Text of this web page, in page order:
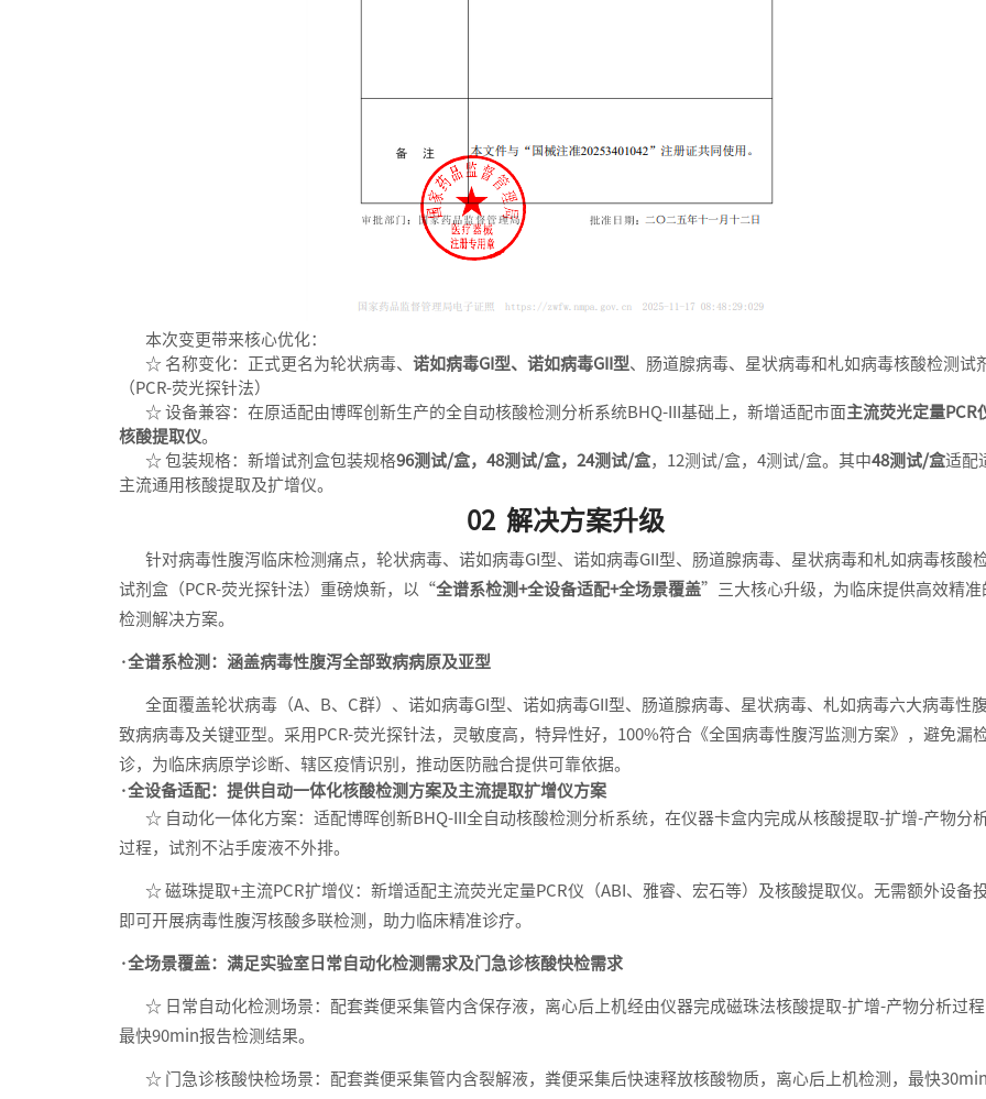
本次变更带来核心优化：
☆ 名称变化：正式更名为轮状病毒、 诺如病毒GI型、诺如病毒GII型、肠道腺病毒、星状病毒和札如病毒核酸检测试
（PCR-荧光探针法）
☆ 设备兼容：在原适配由博晖创新生产的全自动核酸检测分析系统BHQ-III基础上，新增适配市面主流荧光定量PCR
核酸提取仪。
☆ 包装规格：新增试剂盒包装规格96测试/盒，48测试/盒，24测试/盒，12测试/盒，4测试/盒。其中48测试/盒适配
主流通用核酸提取及扩增仪。
02 解决方案升级
针对病毒性腹泻临床检测痛点，轮状病毒、诺如病毒GI型、诺如病毒GII型、肠道腺病毒、星状病毒和札如病毒核酸
试剂盒（PCR-荧光探针法）重磅焕新，以“全谱系检测+全设备适配+全场景覆盖”三大核心升级，为临床提供高效精准
检测解决方案。
·全谱系检测：涵盖病毒性腹泻全部致病病原及亚型
全面覆盖轮状病毒（A、B、C群）、诺如病毒GI型、诺如病毒GII型、肠道腺病毒、星状病毒、札如病毒六大病毒性
致病病毒及关键亚型。采用PCR-荧光探针法，灵敏度高，特异性好，100%符合《全国病毒性腹泻监测方案》，避免漏
诊，为临床病原学诊断、辖区疫情识别，推动医防融合提供可靠依据。
·全设备适配：提供自动一体化核酸检测方案及主流提取扩增仪方案
☆ 自动化一体化方案：适配博晖创新BHQ-III全自动核酸检测分析系统，在仪器卡盒内完成从核酸提取-扩增-产物分
过程，试剂不沾手废液不外排。
☆ 磁珠提取+主流PCR扩增仪：新增适配主流荧光定量PCR仪（ABI、雅睿、宏石等）及核酸提取仪。无需额外设备
即可开展病毒性腹泻核酸多联检测，助力临床精准诊疗。
·全场景覆盖：满足实验室日常自动化检测需求及门急诊核酸快检需求
☆ 日常自动化检测场景：配套粪便采集管内含保存液，离心后上机经由仪器完成磁珠法核酸提取-扩增-产物分析过程
最快90min报告检测结果。
☆ 门急诊核酸快检场景：配套粪便采集管内含裂解液，粪便采集后快速释放核酸物质，离心后上机检测，最快